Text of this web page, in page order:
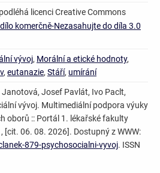
licenci Creative Commons
komerčně-Nezasahujte do díla 3.0
vývoj, Morální a etické hodnoty,
, eutanazie, Stáří, umírání
Janotová, Josef Pavlát, Ivo Paclt,
vývoj. Multimediální podpora výuky
oborů :: Portál 1. lékařské fakulty
[cit. 06. 08. 2026]. Dostupný z WWW:
879-psychosocialni-vyvoj. ISSN